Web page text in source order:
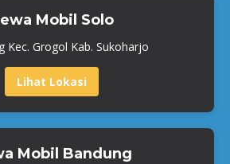
Mobil Solo
Kec. Grogol Kab. Sukoharjo
Lihat Lokasi
Mobil Bandung